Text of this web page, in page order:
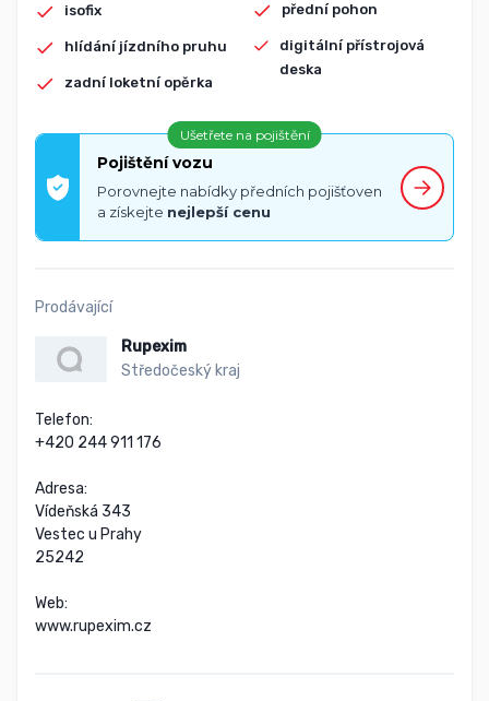
isofix
hlídání jízdního pruhu
zadní loketní opěrka
přední pohon
digitální přístrojová
deska
Ušetřete na pojištění
Pojištění vozu
Porovnejte nabídky předních pojišťoven
a získejte nejlepší cenu
Prodávající
Rupexim
Středočeský kraj
Telefon:
+420 244 911 176
Adresa:
Vídeňská 343
Vestec u Prahy
25242
Web:
www.rupexim.cz